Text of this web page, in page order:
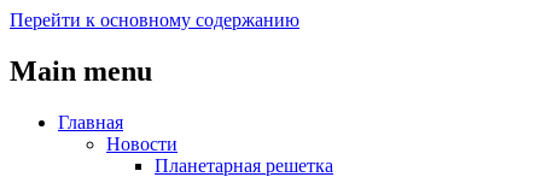
Перейти к основному содержанию
Main menu
Главная
Новости
Планетарная решетка